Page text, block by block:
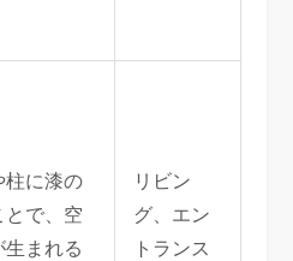
柱に漆の
とで、空
まれる
リビン
グ、エン
トランス